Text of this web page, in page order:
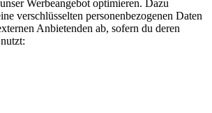
Werbeangebot optimieren. Dazu
verschlüsselten personenbezogenen Daten
Anbietenden ab, sofern du deren